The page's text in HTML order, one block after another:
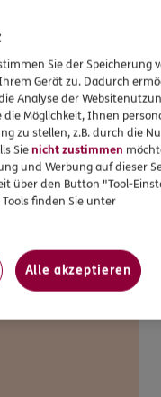
Sie der Speicherung
Gerät zu. Dadurch
Analyse der
Möglichkeit, Ihnen
zu stellen, z.B. durch die
Sienicht zustimmen
und Werbung auf dieser
über den Button "Tool-
finden Sie unter
Alle akzeptieren